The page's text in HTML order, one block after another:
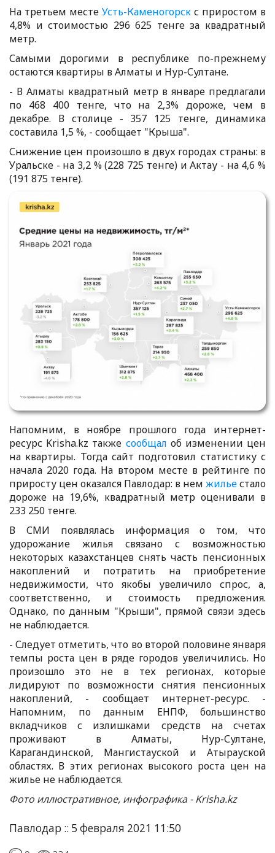
На третьем месте Усть-Каменогорск с приростом в
4,8% и стоимостью 296 625 тенге за квадратный
метр.
Самыми дорогими в республике по-прежнему
остаются квартиры в Алматы и Нур-Султане.
- В Алматы квадратный метр в январе предлагали
по 468 400 тенге, что на 2,3% дороже, чем в
декабре. В столице - 357 125 тенге, динамика
составила 1,5 %, - сообщает "Крыша".
Снижение цен произошло в двух городах страны: в
Уральске - на 3,2 % (228 725 тенге) и Актау - на 4,6 %
(191 875 тенге).
Напомним, в ноябре прошлого года интернет-
ресурс Krisha.kz также сообщал об изменении цен
на квартиры. Тогда сайт подготовил статистику с
начала 2020 года. На втором месте в рейтинге по
приросту цен оказался Павлодар: в нем жильестало
дороже на 19,6%, квадратный метр оценивали в
233 250 тенге.
В СМИ появлялась информация о том, что
удорожание жилья связано с возможностью
некоторых казахстанцев снять часть пенсионных
накоплений и потратить на приобретение
недвижимости, что якобы увеличило спрос, а,
соответственно, и стоимость предложения.
Однако, по данным "Крыши", прямой связи здесь
не наблюдается.
- Следует отметить, что во второй половине января
темпы роста цен в ряде городов увеличились. Но
произошло это не в тех регионах, которые
лидируют по возможности снятия пенсионных
накоплений, - сообщает интернет-ресурс. -
Напомним, по данным ЕНПФ, большинство
вкладчиков с излишками средств на счетах
проживают в Алматы, Нур-Султане,
Карагандинской, Мангистауской и Атырауской
областях. В этих регионах высокого роста цен на
жилье не наблюдается.
Фото иллюстративное, инфографика - Krisha.kz
Павлодар :: 5 февраля 2021 11:50